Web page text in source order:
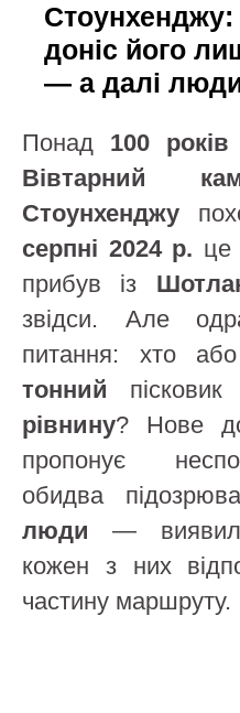
доніс його
— а далі
Понад 100 років
Вівтарний
Стоунхенджу
серпні 2024 р. це
прибув із
звідси. Але
питання: хто
тонний
рівнину? Нове
пропонує
обидва
люди —
кожен з них
частину маршруту.